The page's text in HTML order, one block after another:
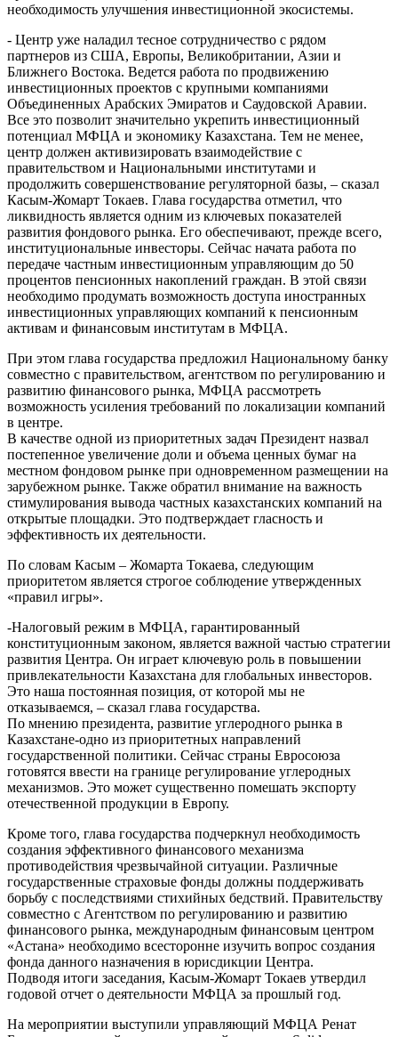
необходимость улучшения инвестиционной экосистемы.
- Центр уже наладил тесное сотрудничество с рядом
партнеров из США, Европы, Великобритании, Азии и
Ближнего Востока. Ведется работа по продвижению
инвестиционных проектов с крупными компаниями
Объединенных Арабских Эмиратов и Саудовской Аравии.
Все это позволит значительно укрепить инвестиционный
потенциал МФЦА и экономику Казахстана. Тем не менее,
центр должен активизировать взаимодействие с
правительством и Национальными институтами и
продолжить совершенствование регуляторной базы, – сказал
Касым-Жомарт Токаев. Глава государства отметил, что
ликвидность является одним из ключевых показателей
развития фондового рынка. Его обеспечивают, прежде всего,
институциональные инвесторы. Сейчас начата работа по
передаче частным инвестиционным управляющим до 50
процентов пенсионных накоплений граждан. В этой связи
необходимо продумать возможность доступа иностранных
инвестиционных управляющих компаний к пенсионным
активам и финансовым институтам в МФЦА.
При этом глава государства предложил Национальному банку
совместно с правительством, агентством по регулированию и
развитию финансового рынка, МФЦА рассмотреть
возможность усиления требований по локализации компаний
в центре.
В качестве одной из приоритетных задач Президент назвал
постепенное увеличение доли и объема ценных бумаг на
местном фондовом рынке при одновременном размещении на
зарубежном рынке. Также обратил внимание на важность
стимулирования вывода частных казахстанских компаний на
открытые площадки. Это подтверждает гласность и
эффективность их деятельности.
По словам Касым – Жомарта Токаева, следующим
приоритетом является строгое соблюдение утвержденных
«правил игры».
-Налоговый режим в МФЦА, гарантированный
конституционным законом, является важной частью стратегии
развития Центра. Он играет ключевую роль в повышении
привлекательности Казахстана для глобальных инвесторов.
Это наша постоянная позиция, от которой мы не
отказываемся, – сказал глава государства.
По мнению президента, развитие углеродного рынка в
Казахстане-одно из приоритетных направлений
государственной политики. Сейчас страны Евросоюза
готовятся ввести на границе регулирование углеродных
механизмов. Это может существенно помешать экспорту
отечественной продукции в Европу.
Кроме того, глава государства подчеркнул необходимость
создания эффективного финансового механизма
противодействия чрезвычайной ситуации. Различные
государственные страховые фонды должны поддерживать
борьбу с последствиями стихийных бедствий. Правительству
совместно с Агентством по регулированию и развитию
финансового рынка, международным финансовым центром
«Астана» необходимо всесторонне изучить вопрос создания
фонда данного назначения в юрисдикции Центра.
Подводя итоги заседания, Касым-Жомарт Токаев утвердил
годовой отчет о деятельности МФЦА за прошлый год.
На мероприятии выступили управляющий МФЦА Ренат